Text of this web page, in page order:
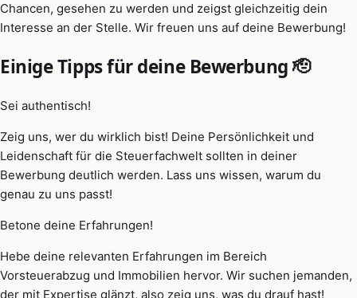
Chancen, gesehen zu werden und zeigst gleichzeitig dein
Interesse an der Stelle. Wir freuen uns auf deine Bewerbung!
Einige Tipps für deine Bewerbung 🫡
Sei authentisch!
Zeig uns, wer du wirklich bist! Deine Persönlichkeit und
Leidenschaft für die Steuerfachwelt sollten in deiner
Bewerbung deutlich werden. Lass uns wissen, warum du
genau zu uns passt!
Betone deine Erfahrungen!
Hebe deine relevanten Erfahrungen im Bereich
Vorsteuerabzug und Immobilien hervor. Wir suchen jemanden,
der mit Expertise glänzt, also zeig uns, was du drauf hast!